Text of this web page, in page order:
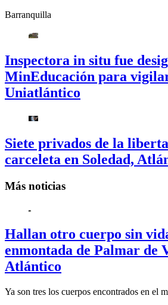
Barranquilla
Inspectora in situ fue
MinEducación para
Uniatlántico
Siete privados de la
carceleta en Soledad,
Más noticias
Hallan otro cuerpo sin
enmontada de Palmar de
Atlántico
Ya son tres los cuerpos encontrados en el